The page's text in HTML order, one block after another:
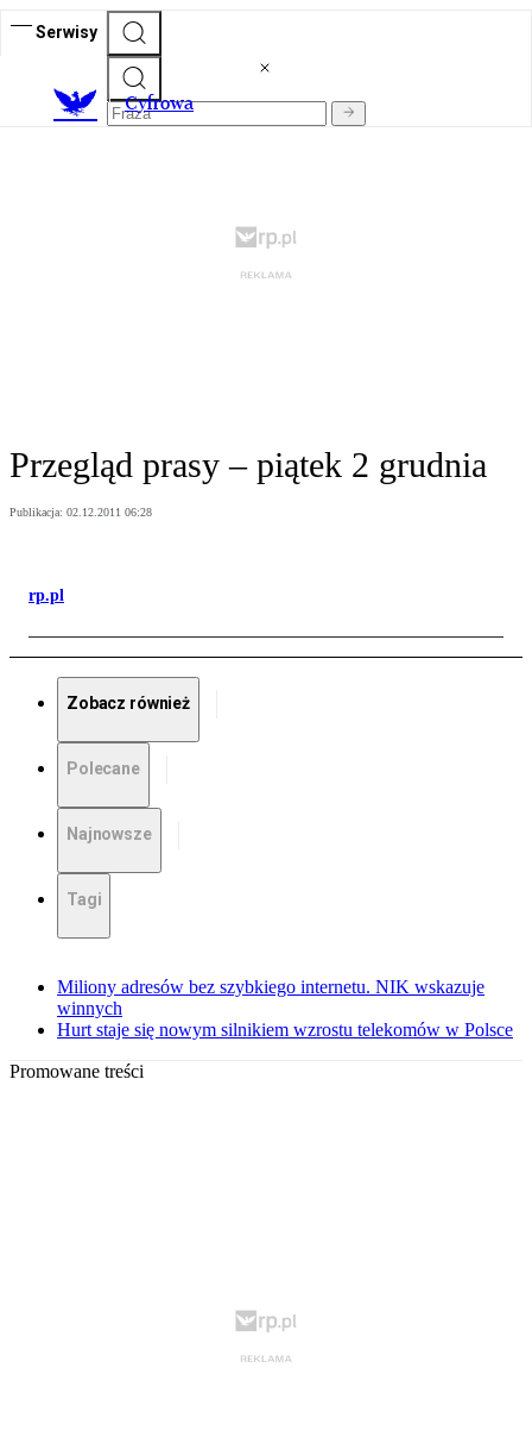
Serwisy
Cyfrowa
Przegląd prasy – piątek 2 grudnia
Publikacja: 02.12.2011 06:28
rp.pl
Zobacz również
Polecane
Najnowsze
Tagi
Miliony adresów bez szybkiego internetu. NIK wskazuje
winnych
Hurt staje się nowym silnikiem wzrostu telekomów w Polsce
Promowane treści